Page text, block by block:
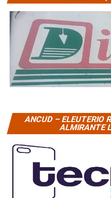
ANCUD – ELEUTERIO
ALMIRANTE